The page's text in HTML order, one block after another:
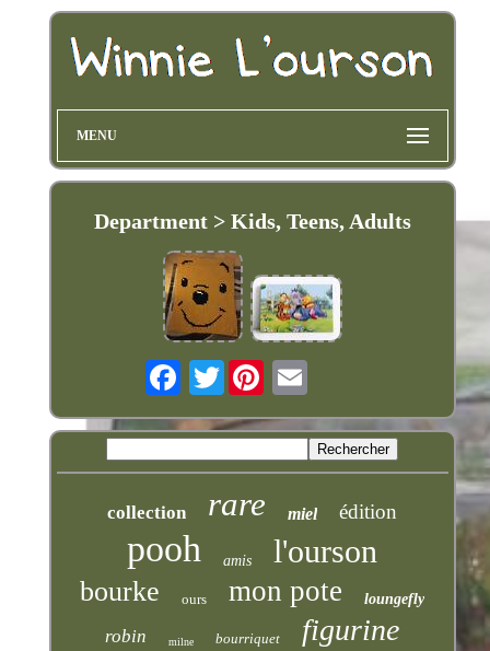
MENU
Department > Kids, Teens, Adults
Twitter
collection rare miel édition
pooh amis l'ourson
bourke ours mon pote loungefly
robin milne bourriquet figurine